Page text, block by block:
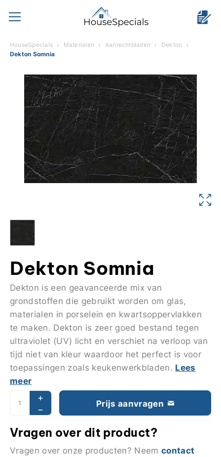
HouseSpecials Materialen Aanrechtbladen
Dekton
Dekton Somnia
Dekton Somnia
Dekton is een geavanceerde mix van
grondstoffen die gebruikt worden om glas,
materialen in porselein en kwartsoppervlakken
te maken. Dekton is zeer goed bestand tegen
ultraviolet (UV) licht en verschiet na verloop van
tijd niet van kleur waardoor het perfect is voor
toepassingen zoals keukenwerkbladen. Lees
meer
Prijs aanvragen
Vragen over dit product?
Vragen over onze producten? Neem contact